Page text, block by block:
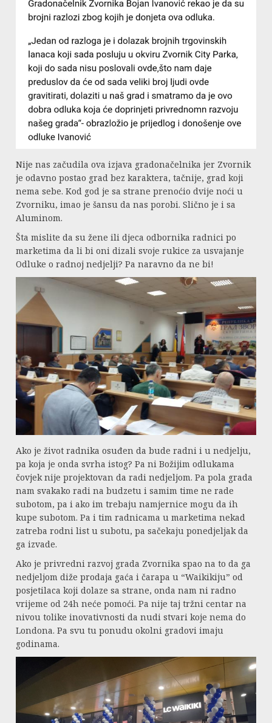
Nije nas začudila ova izjava gradonačelnika jer Zvornik
je odavno postao grad bez karaktera, tačnije, grad koji
nema sebe. Kod god je sa strane prenoćio dvije noći u
Zvorniku, imao je šansu da nas porobi. Slično je i sa
Aluminom.
Šta mislite da su žene ili djeca odbornika radnici po
marketima da li bi oni dizali svoje rukice za usvajanje
Odluke o radnoj nedjelji? Pa naravno da ne bi!
Ako je život radnika osuđen da bude radni i u nedjelju,
pa koja je onda svrha istog? Pa ni Božijim odlukama
čovjek nije projektovan da radi nedjeljom. Pa pola grada
nam svakako radi na budzetu i samim time ne rade
subotom, pa i ako im trebaju namjernice mogu da ih
kupe subotom. Pa i tim radnicama u marketima nekad
zatreba rodni list u subotu, pa sačekaju ponedjeljak da
ga izvade.
Ako je privredni razvoj grada Zvornika spao na to da ga
nedjeljom diže prodaja gaća i čarapa u “Waikikiju” od
posjetilaca koji dolaze sa strane, onda nam ni radno
vrijeme od 24h neće pomoći. Pa nije taj tržni centar na
nivou tolike inovativnosti da nudi stvari koje nema do
Londona. Pa svu tu ponudu okolni gradovi imaju
godinama.